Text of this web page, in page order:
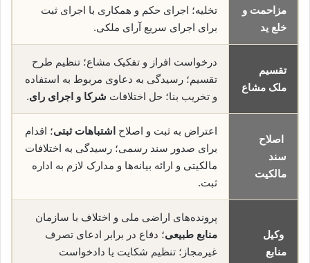
مزاحمت و
خلع ید
تخلیه؛ اجرای حکم و همکاری با اجرای ثبت
برای اجرای سریع آرای ملکی.
تقسیم
ملک مشاع
درخواست افراز و تفکیک مشاع؛ تنظیم طرح
تقسیم؛ رسیدگی به دعاوی مربوط به استفاده
و تخریب بنا؛ حل اختلافات شرکا و اجرای رای.
اصلاح
سند
مالکیت
اعتراض به ثبت و اصلاح اشتباهات ثبتی؛ اقدام
برای صدور سند رسمی؛ رسیدگی به اختلافات
مالکیتی و ارائه بیانه‌ها و مدارک لازم به اداره
ثبت.
وکیل
منابع
پرونده‌های اراضی ملی و اختلاف با سازمان
منابع طبیعی؛ دفاع در برابر ادعای تصرف
غیرمجاز؛ تنظیم شکایت یا دادخواست